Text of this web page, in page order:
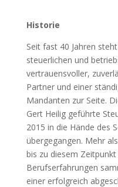
Historie
Seit fast 40 Jahren
steuerlichen und
vertrauensvoller,
Partner und einer
Mandanten zur Seite.
Gert Heilig geführte
2015 in die Hände des
übergegangen. Mehr
bis zu diesem
Berufserfahrungen
einer erfolgreich